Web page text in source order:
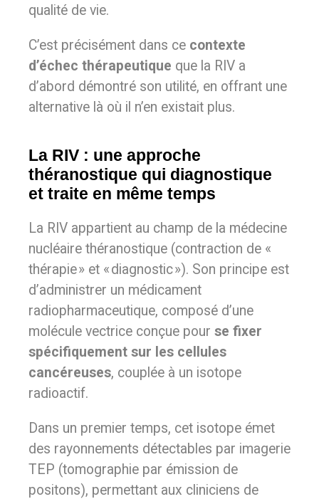
qualité de vie.
C’est précisément dans ce contexte
d’échec thérapeutique que la RIV a
d’abord démontré son utilité, en offrant une
alternative là où il n’en existait plus.
La RIV : une approche
théranostique qui diagnostique
et traite en même temps
La RIV appartient au champ de la médecine
nucléaire théranostique (contraction de «
thérapie » et « diagnostic »). Son principe est
d’administrer un médicament
radiopharmaceutique, composé d’une
molécule vectrice conçue pour se fixer
spécifiquement sur les cellules
cancéreuses, couplée à un isotope
radioactif.
Dans un premier temps, cet isotope émet
des rayonnements détectables par imagerie
TEP (tomographie par émission de
positons), permettant aux cliniciens de